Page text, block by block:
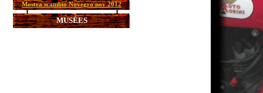
Mostra scambio Novegro nov 2012
MUSÉES